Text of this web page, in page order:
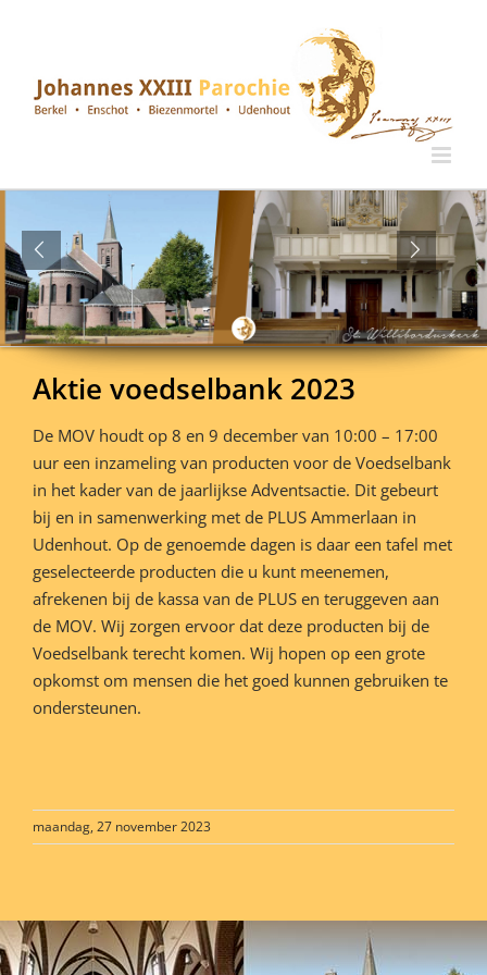
Aktie voedselbank 2023
De MOV houdt op 8 en 9 december van 10:00 – 17:00
uur een inzameling van producten voor de Voedselbank
in het kader van de jaarlijkse Adventsactie. Dit gebeurt
bij en in samenwerking met de PLUS Ammerlaan in
Udenhout. Op de genoemde dagen is daar een tafel met
geselecteerde producten die u kunt meenemen,
afrekenen bij de kassa van de PLUS en teruggeven aan
de MOV. Wij zorgen ervoor dat deze producten bij de
Voedselbank terecht komen. Wij hopen op een grote
opkomst om mensen die het goed kunnen gebruiken te
ondersteunen.
maandag, 27 november 2023